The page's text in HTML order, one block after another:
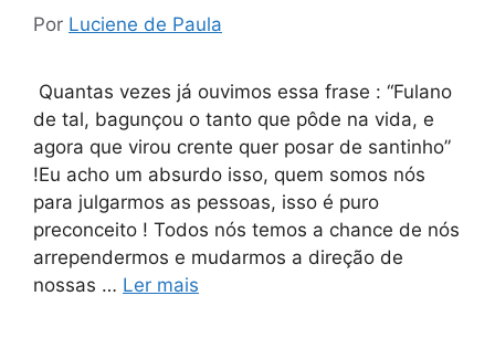
Por Luciene de Paula
Quantas vezes já ouvimos essa frase : “Fulano
de tal, bagunçou o tanto que pôde na vida, e
agora que virou crente quer posar de santinho”
!Eu acho um absurdo isso, quem somos nós
para julgarmos as pessoas, isso é puro
preconceito ! Todos nós temos a chance de nós
arrependermos e mudarmos a direção de
nossas … Ler mais